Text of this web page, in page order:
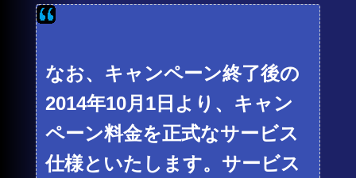
なお、キャンペーン終了後の
2014年10月1日より、キャン
ペーン料金を正式なサービス
仕様といたします。サービス